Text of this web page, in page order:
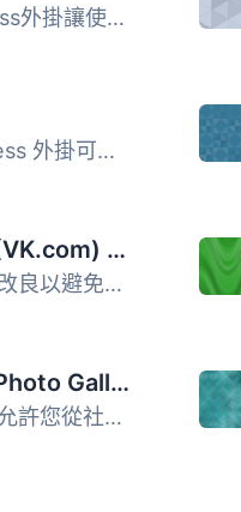
這個WordPress外掛讓使用者可以使用多種流行的網站（Yandex、...
這款 WordPress 外掛可以為文章和分類加上簡單的社交分享按鈕...
VKontakte (VK.com) Community Widget Cache
本外掛程式被改良以避免在每次載入頁面時載入 VKontakte 社群...
VKontakte Photo Gallery
這個外掛程式允許您從社交網站 vkontakte.ru 匯入照片。 這...